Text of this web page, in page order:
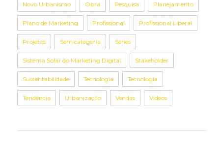
Novo Urbanismo Obra Pesquisa Planejamento
Plano de Marketing Profissional Profissional Liberal
Projetos Sem categoria Séries
Sistema Solar do Marketing Digital Stakeholder
Sustentabilidade Tecnologia Tecnologia
Tendência Urbanização Vendas Vídeos